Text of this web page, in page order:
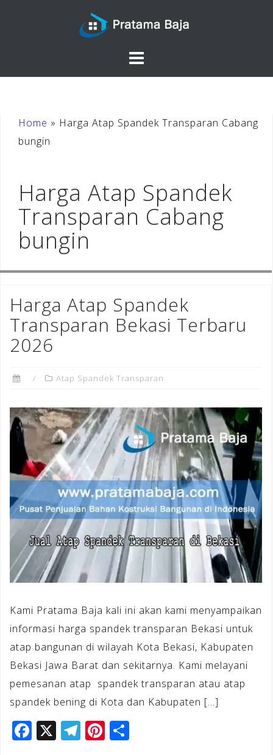
Home » Harga Atap Spandek Transparan Cabang
bungin
Harga Atap Spandek
Transparan Cabang
bungin
Harga Atap Spandek
Transparan Bekasi Terbaru
2026
Atap Spandek Transparan
Kami Pratama Baja kali ini akan kami menyampaikan
informasi harga spandek transparan Bekasi untuk
atap bangunan di wilayah Kota Bekasi, Kabupaten
Bekasi Jawa Barat dan sekitarnya. Kami melayani
pemesanan atap spandek transparan atau atap
spandek bening di Kota dan Kabupaten […]
F X T Pi